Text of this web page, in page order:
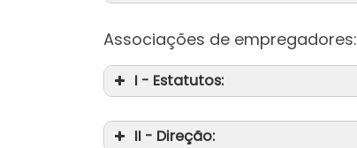
Associações de empregadores:
I - Estatutos:
II - Direção: